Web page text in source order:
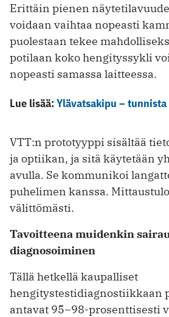
Erittäin pienen
voidaan vaihtaa nopeasti
puolestaan tekee
potilaan koko hengityssykli
nopeasti samassa laitteessa.
Lue lisää:Ylävatsakipu –
VTT:n prototyyppi sisältää
ja optiikan, ja sitä käytetään
avulla. Se kommunikoi
puhelimen kanssa.
välittömästi.
Tavoitteena muidenkin
diagnosoiminen
Tällä hetkellä kaupalliset
hengitystestidiagnostiikkaan
antavat 95−98-prosenttisesti